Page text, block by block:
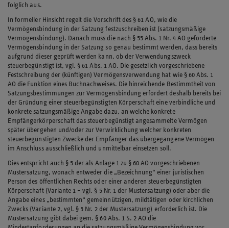
folglich aus.
In formeller Hinsicht regelt die Vorschrift des § 61 AO, wie die
Vermögensbindung in der Satzung festzuschreiben ist (satzungsmäßige
Vermögensbindung). Danach muss die nach § 55 Abs. 1 Nr. 4 AO geforderte
Vermögensbindung in der Satzung so genau bestimmt werden, dass bereits
aufgrund dieser geprüft werden kann, ob der Verwendungszweck
steuerbegünstigt ist, vgl. § 61 Abs. 1 AO. Die gesetzlich vorgeschriebene
Festschreibung der (künftigen) Vermögensverwendung hat wie § 60 Abs. 1
AO die Funktion eines Buchnachweises. Die hinreichende Bestimmtheit von
Satzungsbestimmungen zur Vermögensbindung erfordert deshalb bereits bei
der Gründung einer steuerbegünstigten Körperschaft eine verbindliche und
konkrete satzungsmäßige Angabe dazu, an welche konkrete
Empfängerkörperschaft das steuerbegünstigt angesammelte Vermögen
später übergehen und/oder zur Verwirklichung welcher konkreten
steuerbegünstigten Zwecke der Empfänger das übergegangene Vermögen
im Anschluss ausschließlich und unmittelbar einsetzen soll.
Dies entspricht auch § 5 der als Anlage 1 zu § 60 AO vorgeschriebenen
Mustersatzung, wonach entweder die „Bezeichnung“ einer juristischen
Person des öffentlichen Rechts oder einer anderen steuerbegünstigten
Körperschaft (Variante 1 – vgl. § 5 Nr. 1 der Mustersatzung) oder aber die
Angabe eines „bestimmten“ gemeinnützigen, mildtätigen oder kirchlichen
Zwecks (Variante 2, vgl. § 5 Nr. 2 der Mustersatzung) erforderlich ist. Die
Mustersatzung gibt dabei gem. § 60 Abs. 1 S. 2 AO die